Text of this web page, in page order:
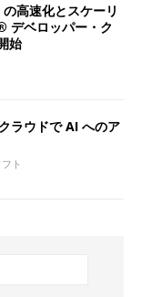
高速化とスケーリ
デベロッパー・ク
始
ラウドで AI へのア
ト